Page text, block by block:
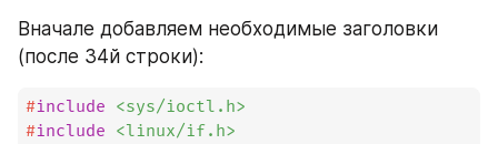
Вначале добавляем необходимые заголовки
(после 34й строки):
#include <sys/ioctl.h>
#include <linux/if.h>